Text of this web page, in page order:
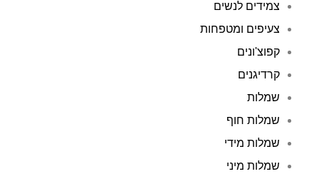
צמידים לנשים
צעיפים ומטפחות
קפוצ'ונים
קרדיגנים
שמלות
שמלות חוף
שמלות מידי
שמלות מיני